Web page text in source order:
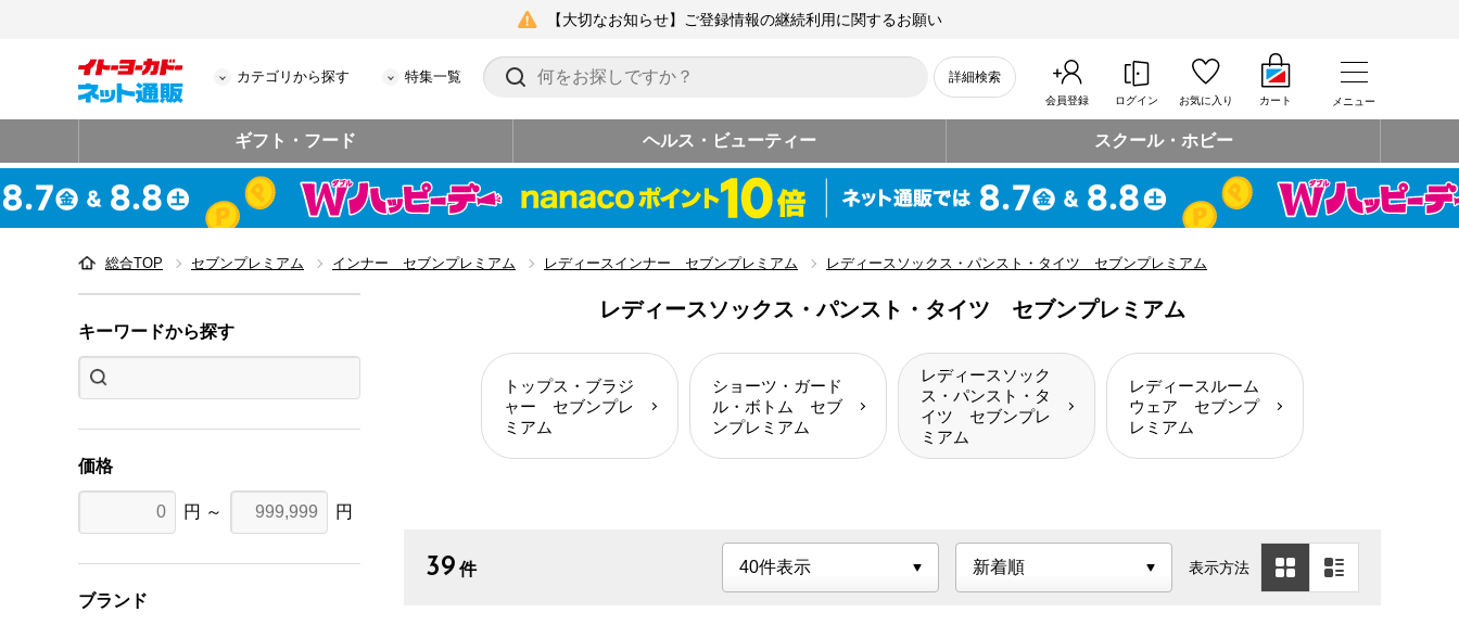
【大切なお知らせ】ご登録情報の継続利用に関するお願い
カテゴリから探す 特集一覧 詳細検索
会員登録 ログイン お気に入り カート メニュー
ギフト・フード ヘルス・ビューティー スクール・ホビー
総合TOP セブンプレミアム インナー セブンプレミアム レディースインナー セブンプレミアム レディースソックス・パンスト・タイツ セブンプレミアム
キーワードから探す
価格
円 ～ 円
ブランド
レディースソックス・パンスト・タイツ セブンプレミアム
トップス・ブラジ
ャー セブンプレ
ミアム
ショーツ・ガード
ル・ボトム セブ
ンプレミアム
レディースソック
ス・パンスト・タ
イツ セブンプレ
ミアム
レディースルーム
ウェア セブンプ
レミアム
39 件 表示方法